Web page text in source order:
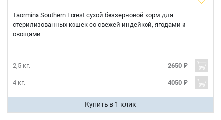
Taormina Southern Forest сухой беззерновой корм для
стерилизованных кошек со свежей индейкой, ягодами и
овощами
2,5 кг. 2650 ₽
4 кг. 4050 ₽
Купить в 1 клик